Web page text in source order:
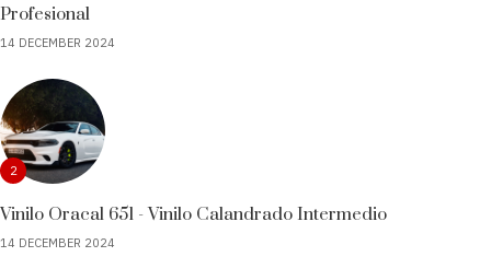
Profesional
14 DECEMBER 2024
2
Vinilo Oracal 651 - Vinilo Calandrado Intermedio
14 DECEMBER 2024